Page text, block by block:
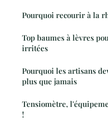
Pourquoi recourir à la
Top baumes à lèvres
irritées
Pourquoi les artisans
plus que jamais
Tensiomètre,
!